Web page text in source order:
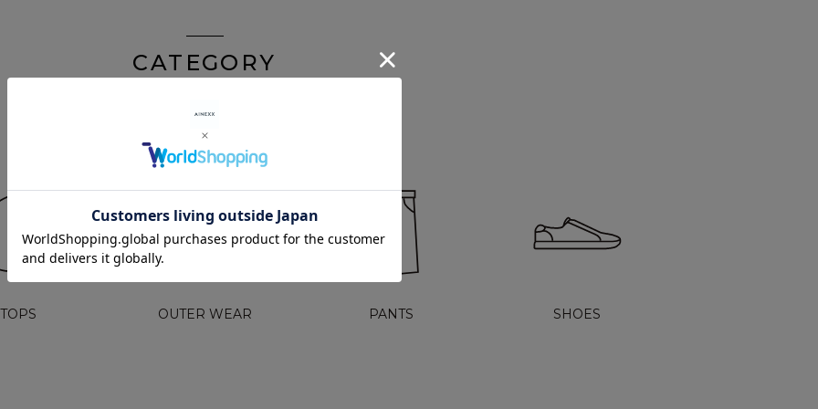
CATEGORY
TOPS OUTER WEAR PANTS SHOES